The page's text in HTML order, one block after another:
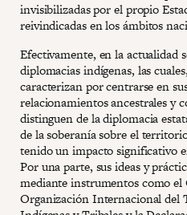
invisibilizadas por el propio
reivindicadas en los ámbitos
Efectivamente, en la actualidad
diplomacias indígenas, las
caracterizan por centrarse en
relacionamientos ancestrales y
distinguen de la diplomacia
de la soberanía sobre el
tenido un impacto significativo
Por una parte, sus ideas y
mediante instrumentos como el
Organización Internacional del